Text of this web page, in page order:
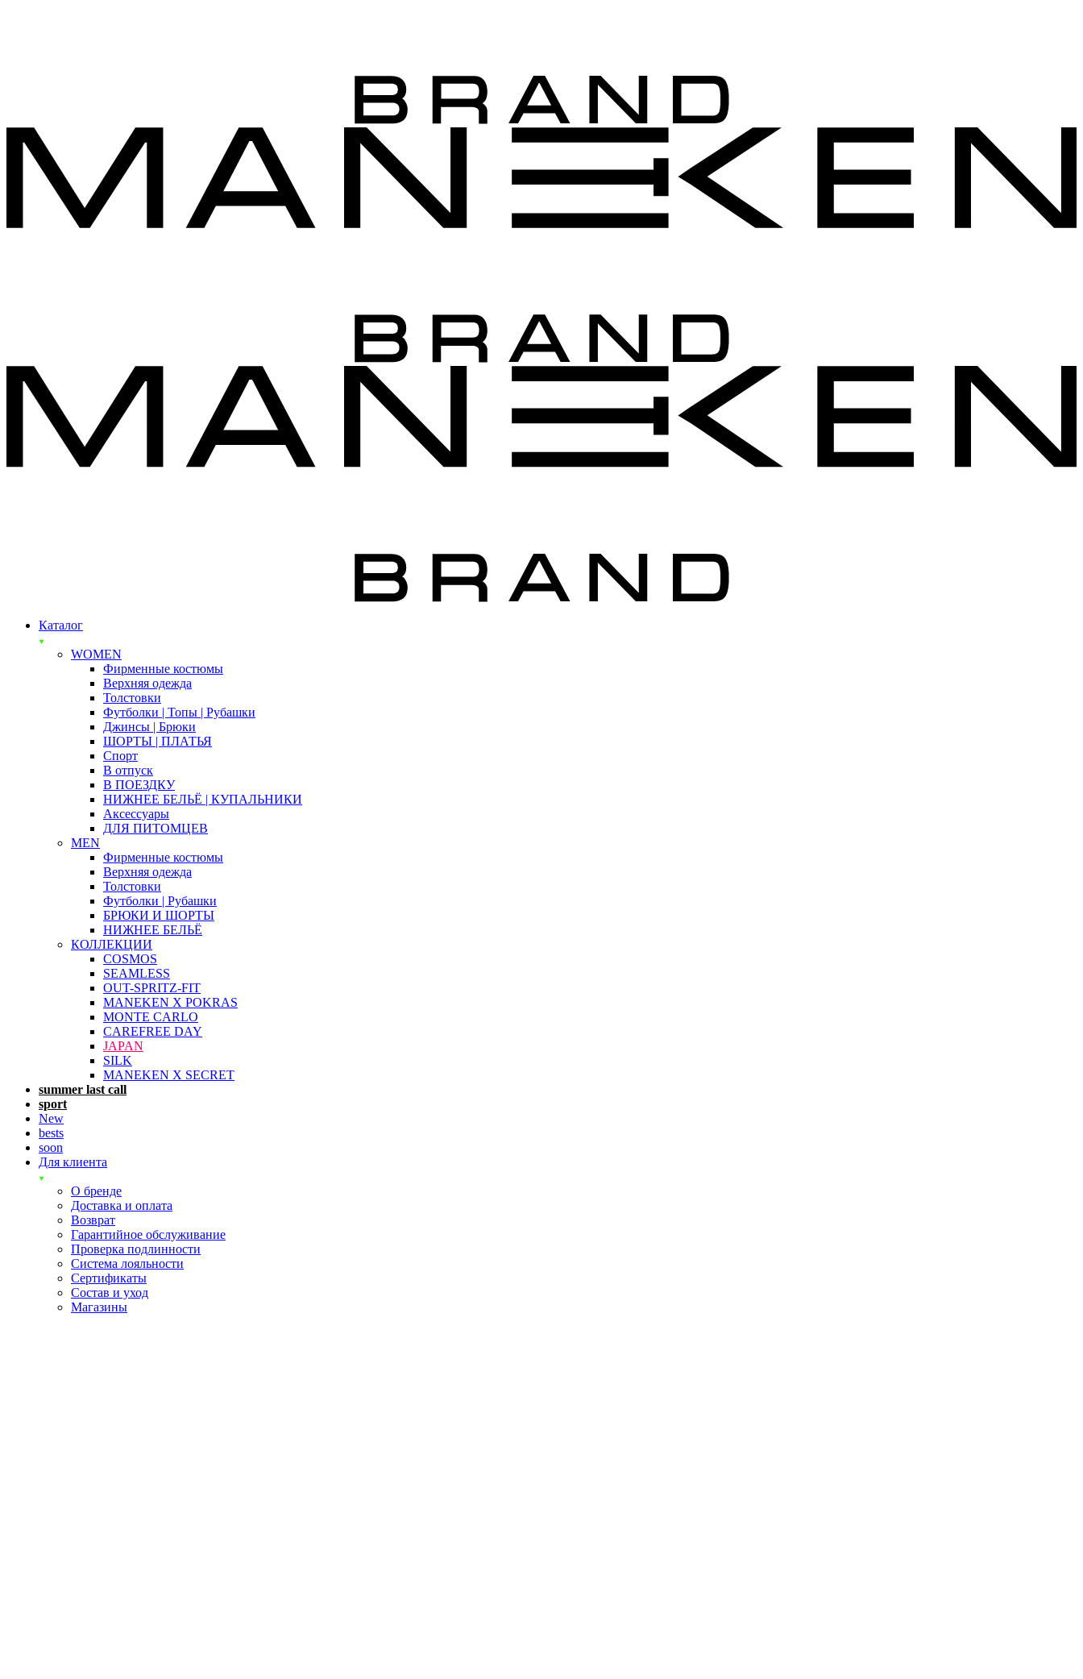
Каталог
WOMEN
Фирменные костюмы
Верхняя одежда
Толстовки
Футболки | Топы | Рубашки
Джинсы | Брюки
ШОРТЫ | ПЛАТЬЯ
Спорт
В отпуск
В ПОЕЗДКУ
НИЖНЕЕ БЕЛЬЁ | КУПАЛЬНИКИ
Аксессуары
ДЛЯ ПИТОМЦЕВ
MEN
Фирменные костюмы
Верхняя одежда
Толстовки
Футболки | Рубашки
БРЮКИ И ШОРТЫ
НИЖНЕЕ БЕЛЬЁ
КОЛЛЕКЦИИ
COSMOS
SEAMLESS
OUT-SPRITZ-FIT
MANEKEN X POKRAS
MONTE CARLO
CAREFREE DAY
JAPAN
SILK
MANEKEN X SECRET
summer last call
sport
New
bests
soon
Для клиента
О бренде
Доставка и оплата
Возврат
Гарантийное обслуживание
Проверка подлинности
Система лояльности
Сертификаты
Состав и уход
Магазины